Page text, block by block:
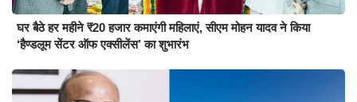
घर बैठे हर महीने ₹20 हजार कमाएंगी महिलाएं, सीएम मोहन यादव ने किया
‘हैण्डलूम सेंटर ऑफ एक्सीलेंस’ का शुभारंभ